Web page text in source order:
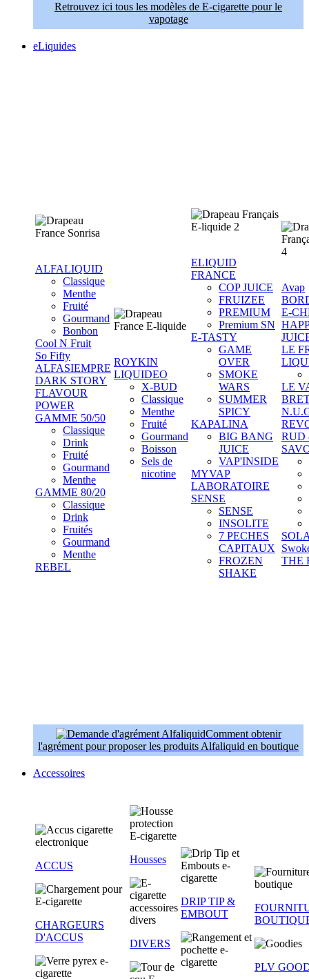
Retrouvez ici tous les modèles de E-cigarette pour le
vapotage
eLiquides
ALFALIQUID
Classique
Menthe
Fruité
Gourmand
Bonbon
Cool N Fruit
So Fifty
ALFASIEMPRE
DARK STORY
FLAVOUR
POWER
GAMME 50/50
Classique
Drink
Fruité
Gourmand
Menthe
GAMME 80/20
Classique
Drink
Fruités
Gourmand
Menthe
REBEL
ROYKIN
LIQUIDEO
X-BUD
Classique
Menthe
Fruité
Gourmand
Boisson
Sels de
nicotine
ELIQUID
FRANCE
COP JUICE
FRUIZEE
PREMIUM
Premium SN
E-TASTY
GAME
OVER
SMOKE
WARS
SUMMER
SPICY
KAPALINA
BIG BANG
JUICE
VAP'INSIDE
MYVAP
LABORATOIRE
SENSE
SENSE
INSOLITE
7 PECHES
CAPITAUX
FROZEN
SHAKE
Avap
E-
LE
LE
RUD
THE
Comment obtenir
l'agrément pour proposer les produits Alfaliquid en boutique
Accessoires
ACCUS
CHARGEURS
D'ACCUS
Housses
DIVERS
DRIP TIP &
EMBOUT
PLV